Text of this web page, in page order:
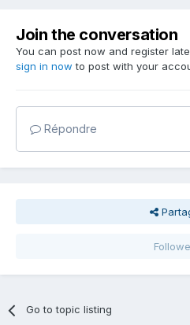
Join the conversation
You can post now and register
sign in now to post with your
Répondre
Go to topic listing